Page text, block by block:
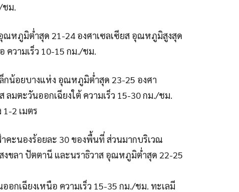
ม.
ณหภูมิต่ำสุด 21-24 องศาเซลเซียส อุณหภูมิสูงสุด
ความเร็ว 10-15 กม./ชม.
น้อยบางแห่ง อุณหภูมิต่ำสุด 23-25 องศา
มตะวันออกเฉียงใต้ ความเร็ว 15-30 กม./ชม.
2 เมตร
คะนองร้อยละ 30 ของพื้นที่ ส่วนมากบริเวณ
ขลา ปัตตานี และนราธิวาส อุณหภูมิต่ำสุด 22-25
กเฉียงเหนือ ความเร็ว 15-35 กม./ชม. ทะเลมี